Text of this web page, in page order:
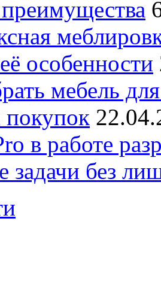
особенности
мебель
в работе
задачи без